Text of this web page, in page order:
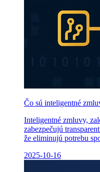
Čo sú inteligentné
Inteligentné zmluvy,
zabezpečujú
že eliminujú potrebu
2025-10-16